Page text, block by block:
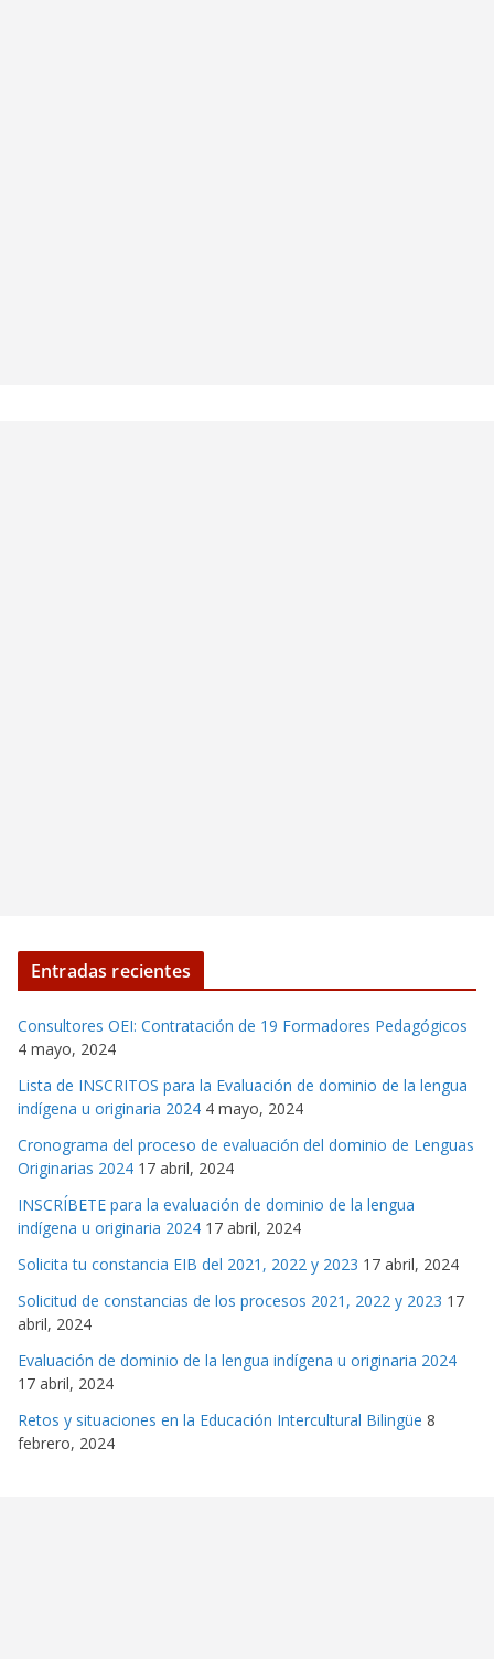
Entradas recientes
Consultores OEI: Contratación de 19 Formadores Pedagógicos
4 mayo, 2024
Lista de INSCRITOS para la Evaluación de dominio de la lengua
indígena u originaria 2024 4 mayo, 2024
Cronograma del proceso de evaluación del dominio de Lenguas
Originarias 2024 17 abril, 2024
INSCRÍBETE para la evaluación de dominio de la lengua
indígena u originaria 2024 17 abril, 2024
Solicita tu constancia EIB del 2021, 2022 y 2023 17 abril, 2024
Solicitud de constancias de los procesos 2021, 2022 y 2023 17
abril, 2024
Evaluación de dominio de la lengua indígena u originaria 2024
17 abril, 2024
Retos y situaciones en la Educación Intercultural Bilingüe 8
febrero, 2024